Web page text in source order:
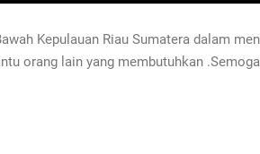
Kepulauan Riau Sumatera dalam
orang lain yang membutuhkan